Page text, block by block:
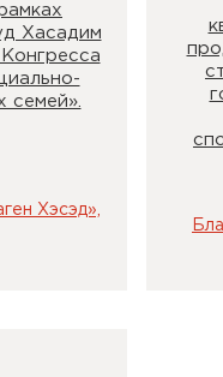
Хасадим
семей».
Хэсэд»,